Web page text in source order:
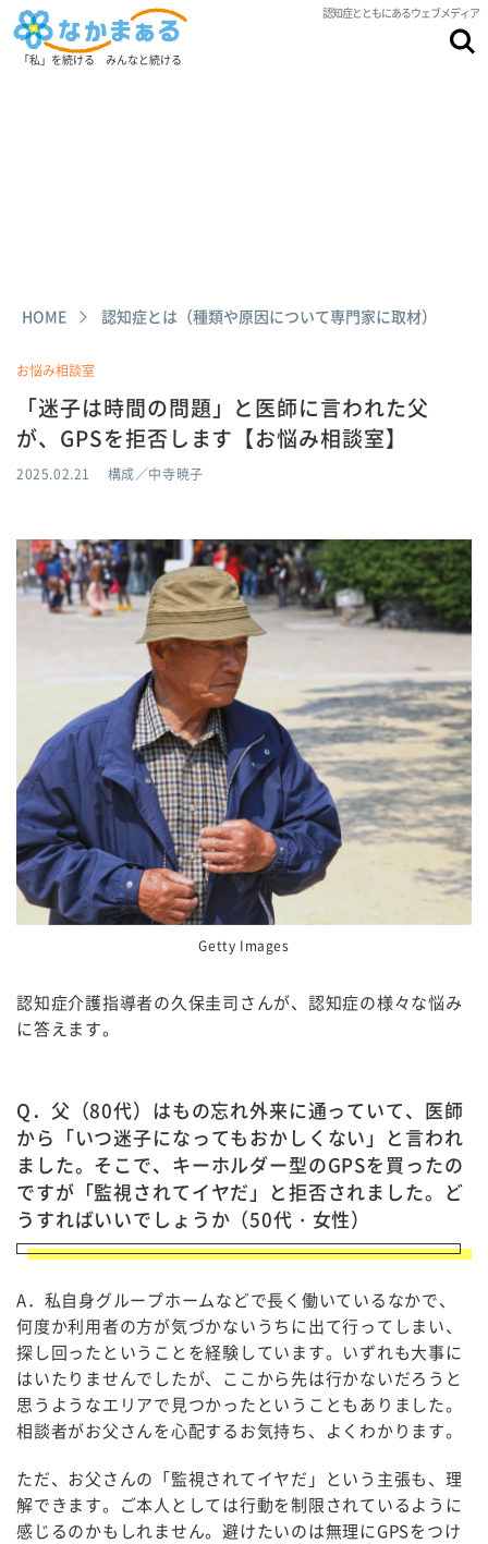
認知症とともにあるウェブメディア
「私」を続ける みんなと続ける
HOME 認知症とは（種類や原因について専門家に取材）
お悩み相談室
「迷子は時間の問題」と医師に言われた父
が、GPSを拒否します【お悩み相談室】
2025.02.21 構成／中寺暁子
Getty Images
認知症介護指導者の久保圭司さんが、認知症の様々な悩み
に答えます。
Q．父（80代）はもの忘れ外来に通っていて、医師
から「いつ迷子になってもおかしくない」と言われ
ました。そこで、キーホルダー型のGPSを買ったの
ですが「監視されてイヤだ」と拒否されました。ど
うすればいいでしょうか（50代・女性）
A．私自身グループホームなどで長く働いているなかで、
何度か利用者の方が気づかないうちに出て行ってしまい、
探し回ったということを経験しています。いずれも大事に
はいたりませんでしたが、ここから先は行かないだろうと
思うようなエリアで見つかったということもありました。
相談者がお父さんを心配するお気持ち、よくわかります。
ただ、お父さんの「監視されてイヤだ」という主張も、理
解できます。ご本人としては行動を制限されているように
感じるのかもしれません。避けたいのは無理にGPSをつけ